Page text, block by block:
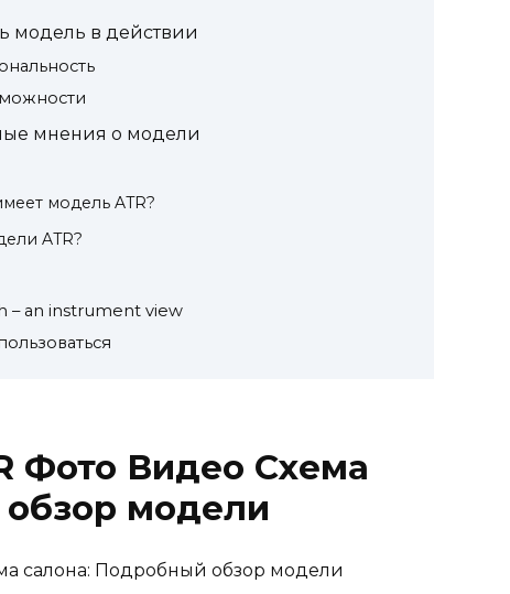
модель в действии
мнения о модели
модель ATR?
ATR?
– an instrument view
Фото Видео Схема
модели